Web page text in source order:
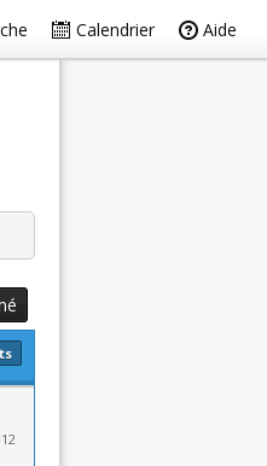
Calendrier Aide